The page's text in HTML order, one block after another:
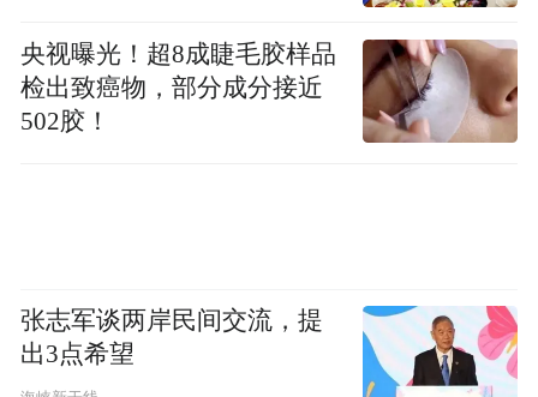
央视曝光！超8成睫毛胶样品
检出致癌物，部分成分接近
502胶！
张志军谈两岸民间交流，提
出3点希望